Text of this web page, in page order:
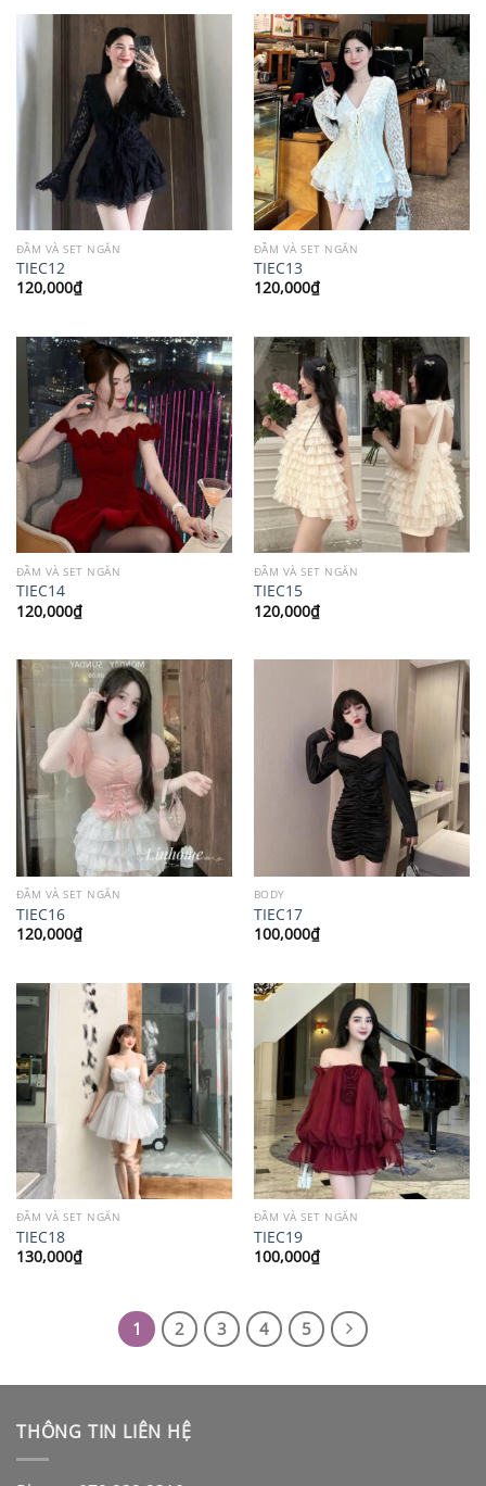
ĐẦM VÀ SET NGẮN
TIEC12
120,000₫
ĐẦM VÀ SET NGẮN
TIEC13
120,000₫
ĐẦM VÀ SET NGẮN
TIEC14
120,000₫
ĐẦM VÀ SET NGẮN
TIEC15
120,000₫
ĐẦM VÀ SET NGẮN
TIEC16
120,000₫
BODY
TIEC17
100,000₫
ĐẦM VÀ SET NGẮN
TIEC18
130,000₫
ĐẦM VÀ SET NGẮN
TIEC19
100,000₫
1 2 3 4 5
THÔNG TIN LIÊN HỆ